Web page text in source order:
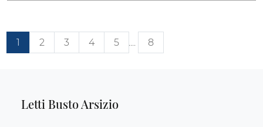
1 2 3 4 5 .... 8
Letti Busto Arsizio